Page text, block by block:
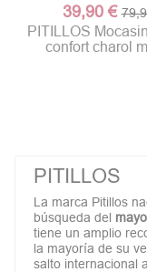
39,90 €
PITILLOS
confort charol
PITILLOS
La marca Pitillos
búsqueda del
tiene un amplio
la mayoría de su
salto internacional